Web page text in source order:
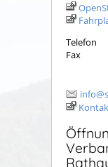
Telefon
Fax